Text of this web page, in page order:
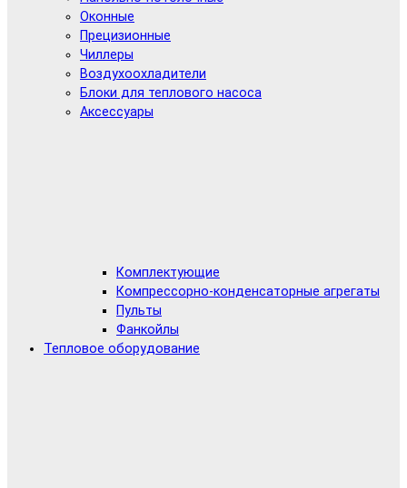
Оконные
Прецизионные
Чиллеры
Воздухоохладители
Блоки для теплового насоса
Аксессуары
Комплектующие
Компрессорно-конденсаторные агрегаты
Пульты
Фанкойлы
Тепловое оборудование